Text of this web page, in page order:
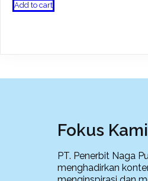
Add to cart
Fokus Kami
PT. Penerbit Naga
menghadirkan